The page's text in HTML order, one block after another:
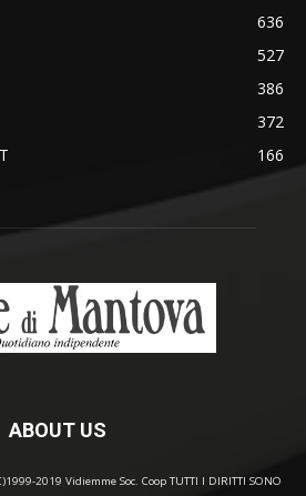
636
527
386
372
166
ABOUT US
2019 Vidiemme Soc. Coop TUTTI I DIRITTI SONO